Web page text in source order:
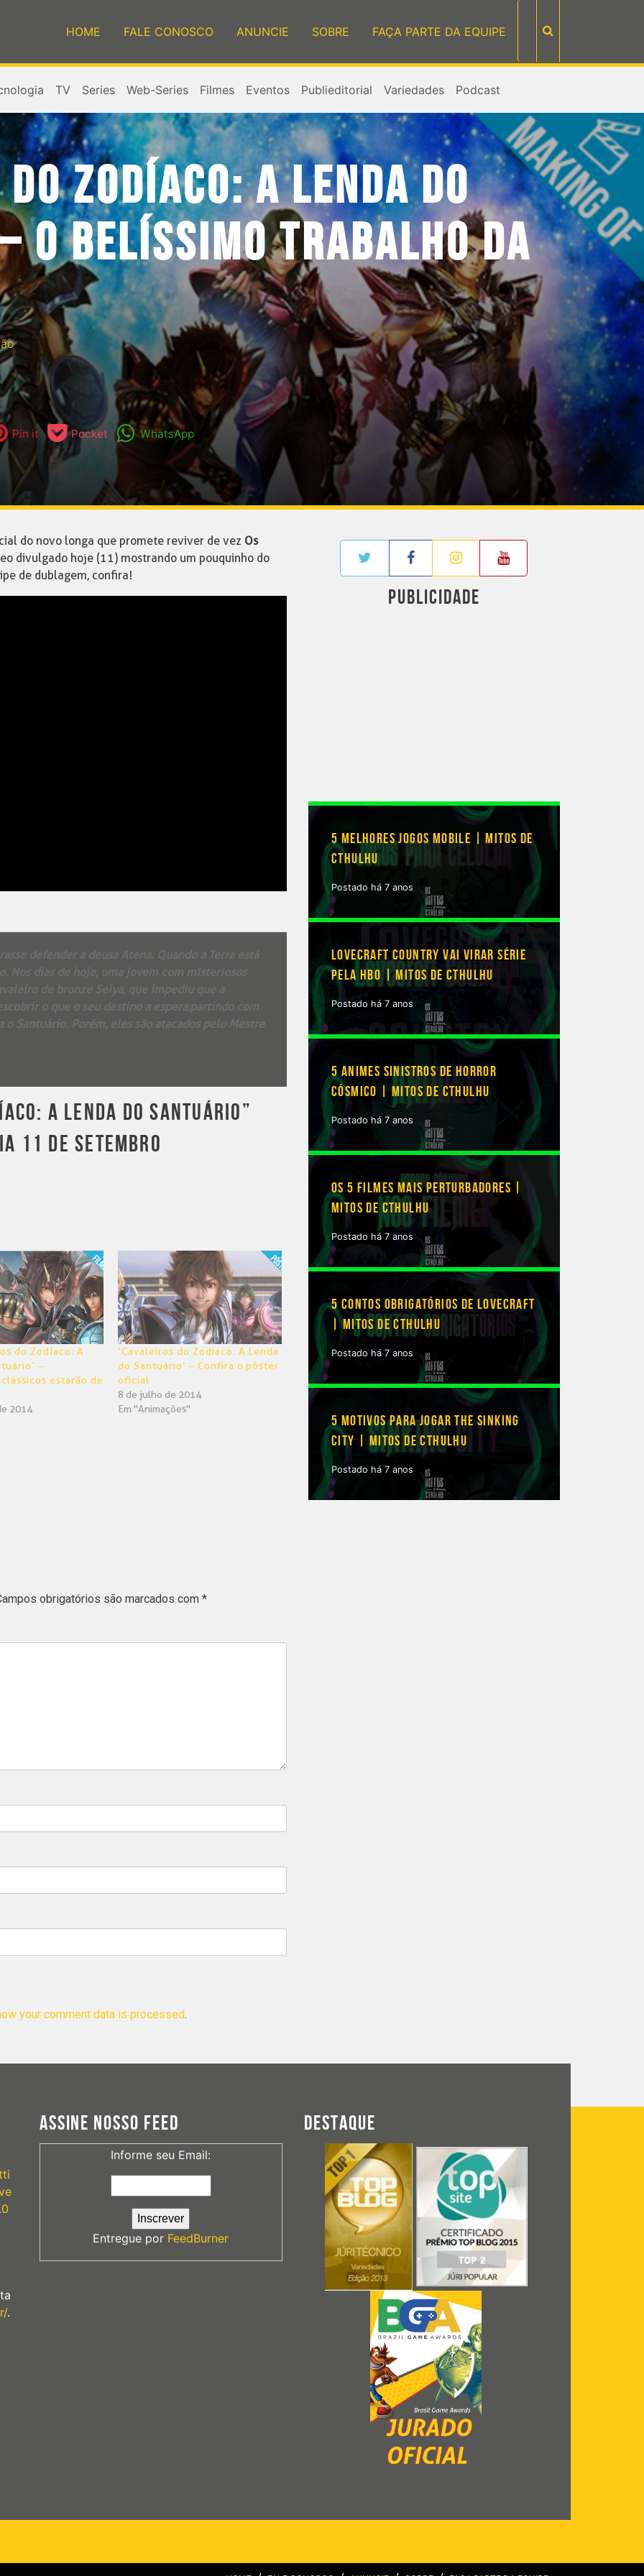
HOME FALE CONOSCO ANUNCIE SOBRE FAÇA PARTE DA EQUIPE
TV Series Web-Series Filmes Eventos Publieditorial Variedades Podcast
ZODÍACO: A LENDA DO
O BELÍSSIMO TRABALHO DA
Pin it Pocket WhatsApp
do novo longa que promete reviver de vez Os
divulgado hoje (11) mostrando um pouquinho do
de dublagem, confira!
A LENDA DO SANTUÁRIO”
11 DE SETEMBRO
do Zodíaco: A
–
estarão de
2014
‘Cavaleiros do Zodiaco: A Lenda
do Santuário’ – Confira o pôster
oficial
8 de julho de 2014
Em "Animações"
obrigatórios são marcados com *
your comment data is processed.
PUBLICIDADE
5 MELHORES JOGOS MOBILE | MITOS DE
CTHULHU
Postado há 7 anos
LOVECRAFT COUNTRY VAI VIRAR SÉRIE
PELA HBO | MITOS DE CTHULHU
Postado há 7 anos
5 ANIMES SINISTROS DE HORROR
CÓSMICO | MITOS DE CTHULHU
Postado há 7 anos
OS 5 FILMES MAIS PERTURBADORES |
MITOS DE CTHULHU
Postado há 7 anos
5 CONTOS OBRIGATÓRIOS DE LOVECRAFT
| MITOS DE CTHULHU
Postado há 7 anos
5 MOTIVOS PARA JOGAR THE SINKING
CITY | MITOS DE CTHULHU
Postado há 7 anos
.
ASSINE NOSSO FEED
Informe seu Email:
Entregue por FeedBurner
DESTAQUE